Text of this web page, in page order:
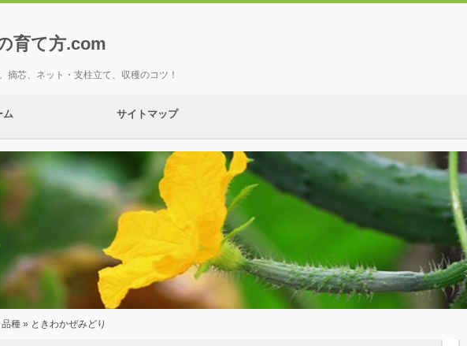
育て方.com
摘芯、ネット・支柱立て、収穫のコツ！
ム サイトマップ
品種 » ときわかぜみどり